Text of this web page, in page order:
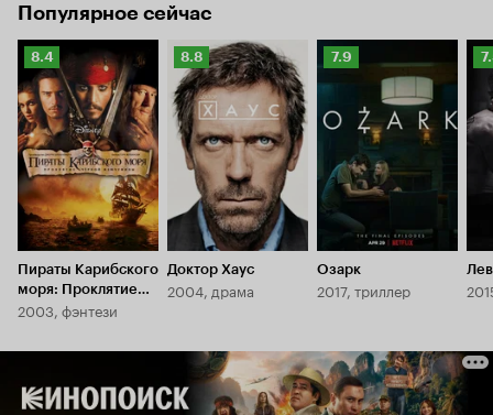
Популярное сейчас
Рейтинг
Кинопоиска
8.4
8.4
Пираты Карибского
моря: Проклятие
Черной
2003, фэнтези
Рейтинг
Кинопоиска
8.8
8.8
Доктор Хаус
2004, драма
Рейтинг
Кинопоиска
7.9
Озарк
2017, триллер